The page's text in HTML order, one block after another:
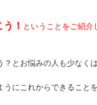
！ ということをご紹介
とお悩みの人も少なく
にこれからできること